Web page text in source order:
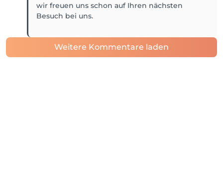
wir freuen uns schon auf Ihren nächsten
Besuch bei uns.
Weitere Kommentare laden